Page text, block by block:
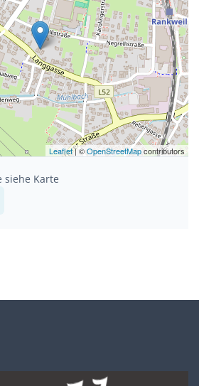
Leaflet| ©OpenStreetMapcontributors
siehe Karte